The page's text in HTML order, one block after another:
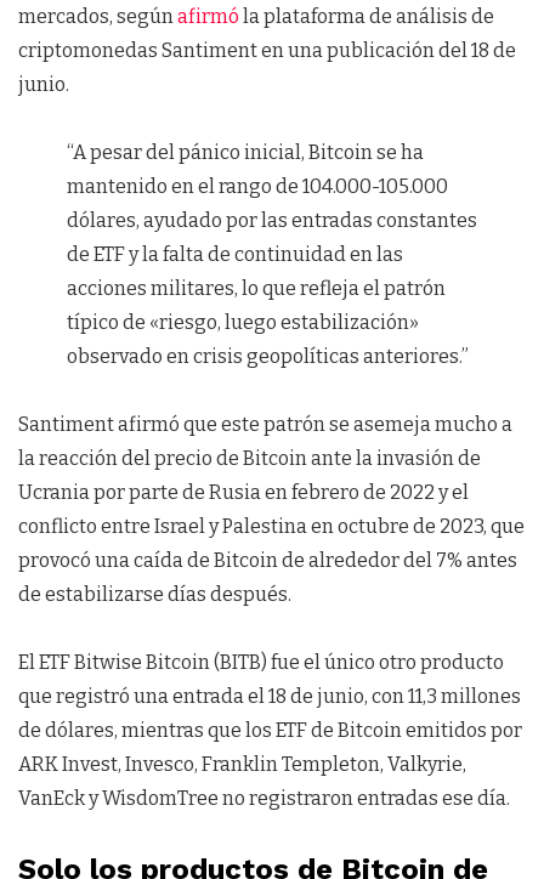
mercados, segúnafirmó la plataforma de análisis de
criptomonedas Santiment en una publicación del 18 de
junio.
“A pesar del pánico inicial, Bitcoin se ha
mantenido en el rango de 104.000-105.000
dólares, ayudado por las entradas constantes
de ETF y la falta de continuidad en las
acciones militares, lo que refleja el patrón
típico de «riesgo, luego estabilización»
observado en crisis geopolíticas anteriores.”
Santiment afirmó que este patrón se asemeja mucho a
la reacción del precio de Bitcoin ante la invasión de
Ucrania por parte de Rusia en febrero de 2022 y el
conflicto entre Israel y Palestina en octubre de 2023, que
provocó una caída de Bitcoin de alrededor del 7% antes
de estabilizarse días después.
El ETF Bitwise Bitcoin (BITB) fue el único otro producto
que registró una entrada el 18 de junio, con 11,3 millones
de dólares, mientras que los ETF de Bitcoin emitidos por
ARK Invest, Invesco, Franklin Templeton, Valkyrie,
VanEck y WisdomTree no registraron entradas ese día.
Solo los productos de Bitcoin de